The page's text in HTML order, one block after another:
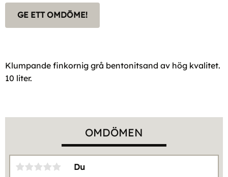
GE ETT OMDÖME!
Klumpande finkornig grå bentonitsand av hög kvalitet.
10 liter.
OMDÖMEN
Du